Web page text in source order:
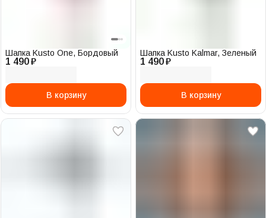
1 490 ₽
Шапка Kusto One, Бордовый
В корзину
1 490 ₽
Шапка Kusto Kalmar, Зеленый
В корзину